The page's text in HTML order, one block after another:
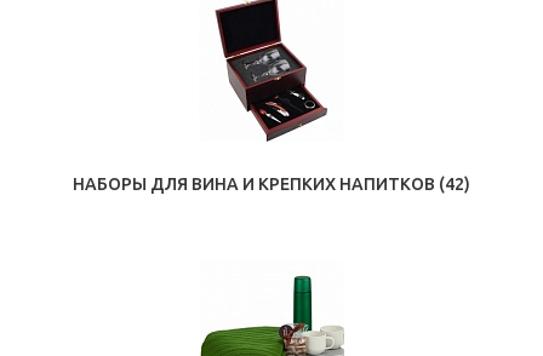
НАБОРЫ ДЛЯ ВИНА И КРЕПКИХ НАПИТКОВ (42)